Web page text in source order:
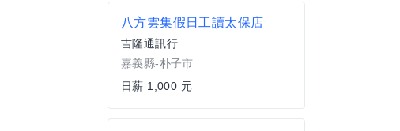
八方雲集假日工讀太保店
吉隆通訊行
嘉義縣-朴子市
日薪 1,000 元